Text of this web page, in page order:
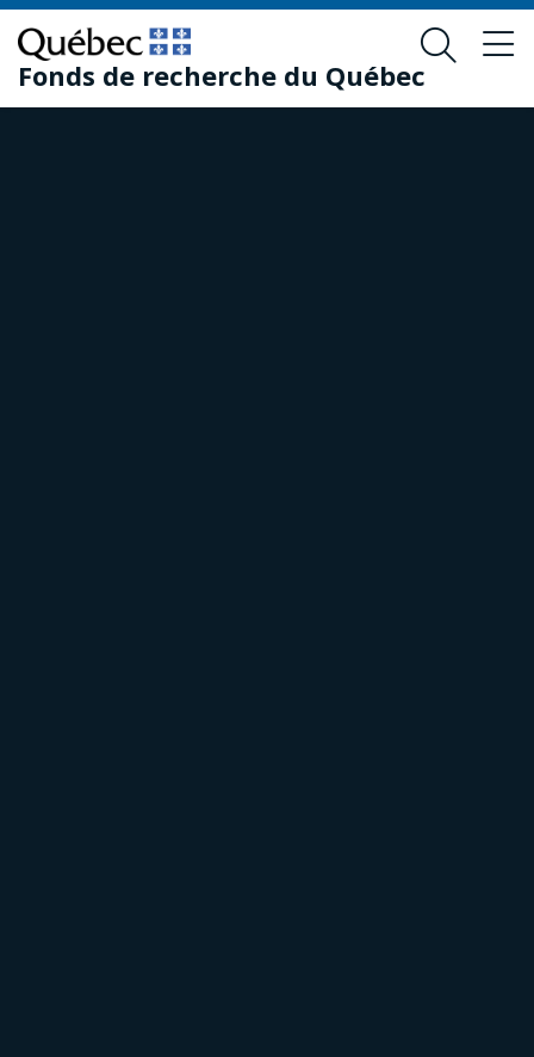
Skip
to
main
content
Skip
to
footer
Fonds de recherche du Québec